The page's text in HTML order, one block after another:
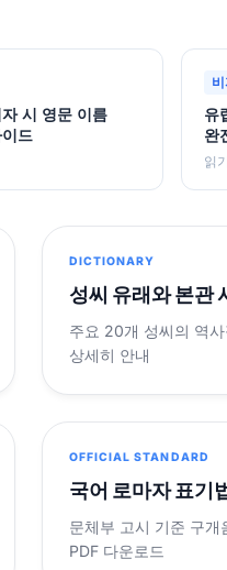
자 시 영문 이름
드
유
완
읽
DICTIONARY
성씨 유래와 본관
주요 20개 성씨의 역
상세히 안내
OFFICIAL STANDARD
국어 로마자 표기
문체부 고시 기준 구개
PDF 다운로드